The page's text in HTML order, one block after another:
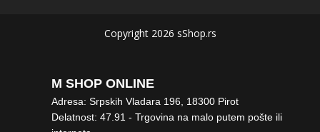
Copyright 2026 sShop.rs
M SHOP ONLINE
Adresa: Srpskih Vladara 196, 18300 Pirot
Delatnost: 47.91 - Trgovina na malo putem pošte ili